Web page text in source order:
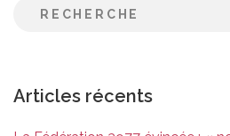
Articles récents